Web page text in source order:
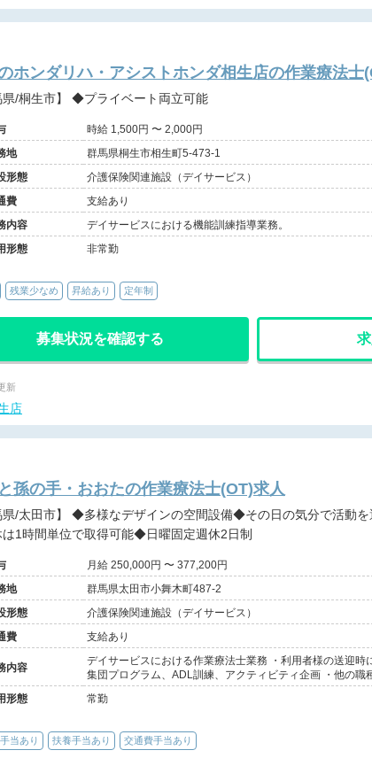
ホンダリハ・アシストホンダ相生店の作業療法士
【群馬県/桐生市】 ◆プライベート両立可能
時給 1,500円 〜 2,000円
地
群馬県桐生市相生町5-473-1
形態
介護保険関連施設（デイサービス）
費
支給あり
内容
デイサービスにおける機能訓練指導業務。
形態
非常勤
残業少なめ 昇給あり 定年制
募集状況を確認する
新
店
孫の手・おおたの作業療法士(OT)求人
の空間設備◆その日の気分で活動を選択◆専門知識を学び成長できる
1時間単位で取得可能◆日曜固定週休2日制
月給 250,000円 〜 377,200円
地
群馬県太田市小舞木町487-2
形態
介護保険関連施設（デイサービス）
費
支給あり
内容
デイサービスにおける作業療法士業務 ・利用者様の送迎時
集団プログラム、ADL訓練、アクティビティ企画 ・他の職
形態
常勤
当あり 扶養手当あり 交通費手当あり